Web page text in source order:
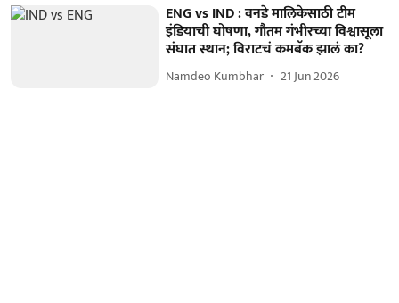
ENG vs IND : वनडे मालिकेसाठी टीम
इंडियाची घोषणा, गौतम गंभीरच्या विश्वासूला
संघात स्थान; विराटचं कमबॅक झालं का?
Namdeo Kumbhar 21 Jun 2026